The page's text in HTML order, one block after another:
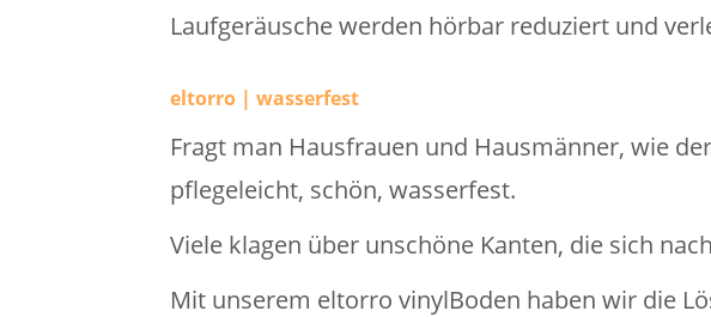
Laufgeräusche werden hörbar reduziert und
eltorro | wasserfest
Fragt man Hausfrauen und Hausmänner, wie
pflegeleicht, schön, wasserfest.
Viele klagen über unschöne Kanten, die sich
Mit unserem eltorro vinylBoden haben wir die